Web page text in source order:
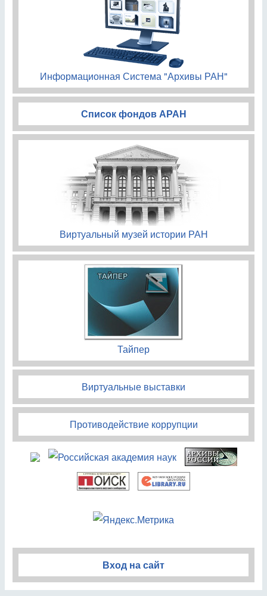
Информационная Система "Архивы РАН"
Список фондов АРАН
Виртуальный музей истории РАН
Тайпер
Виртуальные выставки
Противодействие коррупции
Вход на сайт